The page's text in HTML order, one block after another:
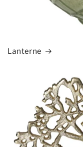
Lanterne